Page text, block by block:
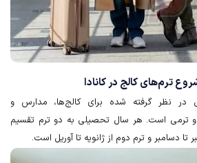
ترم‌های کالج در کانادا
در نظر گرفته شده برای کالج‌ها، مدارس و
و ترمی است. هر سال تحصیلی به دو ترم تقسیم
دسامبر و ترم دوم از ژانویه تا آوریل است.